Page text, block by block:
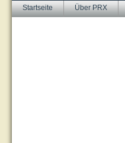
Startseite Über PRX